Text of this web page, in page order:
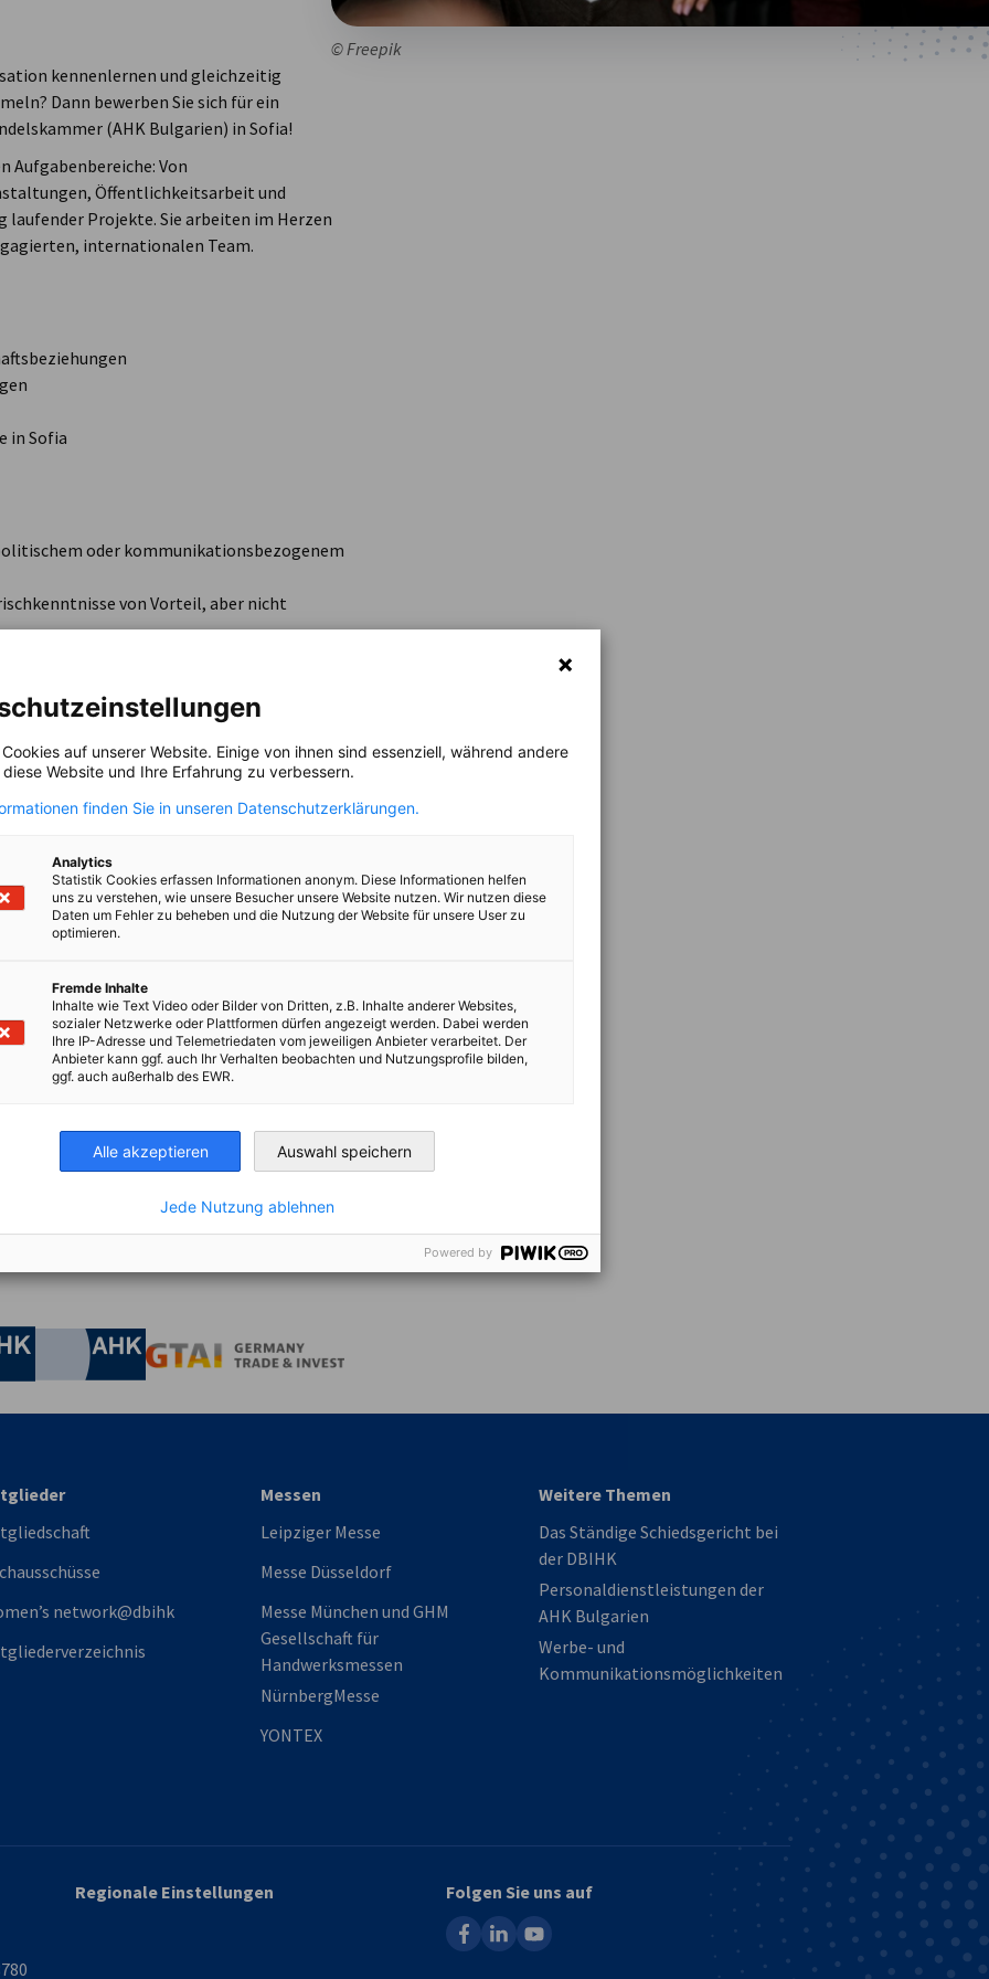
© Freepik
kennenlernen und gleichzeitig
Dann bewerben Sie sich für ein
(AHK Bulgarien) in Sofia!
Von
Öffentlichkeitsarbeit und
Projekte. Sie arbeiten im Herzen
internationalen Team.
in Sofia
oder kommunikationsbezogenem
von Vorteil, aber nicht
möglich.
erfolgt in diesem Fall unbezahlt.
hin, insbesondere auf
(DAAD) oder Erasmus+.
(Motivationsschreiben, Lebenslauf in
bewerbung@ahk.bg
Industrie- und Handelskammer
Industrie- und Handelskammer
AHK.de
network@dbihk
Messen
Leipziger Messe
Messe Düsseldorf
Messe München und GHM
Gesellschaft für
Handwerksmessen
NürnbergMesse
YONTEX
Weitere Themen
Das Ständige Schiedsgericht bei
der DBIHK
Personaldienstleistungen der
AHK Bulgarien
Werbe- und
Kommunikationsmöglichkeiten
Regionale Einstellungen
Folgen Sie uns auf
facebooklinkedinyoutube
auf unserer Website. Einige von ihnen sind essenziell, während andere
Website und Ihre Erfahrung zu verbessern.
finden Sie in unseren Datenschutzerklärungen.
Analytics
Statistik Cookies erfassen Informationen anonym. Diese Informationen helfen
uns zu verstehen, wie unsere Besucher unsere Website nutzen. Wir nutzen diese
Daten um Fehler zu beheben und die Nutzung der Website für unsere User zu
optimieren.
Fremde Inhalte
Inhalte wie Text Video oder Bilder von Dritten, z.B. Inhalte anderer Websites,
sozialer Netzwerke oder Plattformen dürfen angezeigt werden. Dabei werden
Ihre IP-Adresse und Telemetriedaten vom jeweiligen Anbieter verarbeitet. Der
Anbieter kann ggf. auch Ihr Verhalten beobachten und Nutzungsprofile bilden,
ggf. auch außerhalb des EWR.
Alle akzeptieren Auswahl speichern
Jede Nutzung ablehnen
Powered by